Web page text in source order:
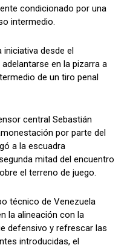
condicionado por una
intermedio.
desde el
en la pizarra a
de un tiro penal
central Sebastián
por parte del
a la escuadra
mitad del encuentro
el terreno de juego.
técnico de Venezuela
la alineación con la
defensivo y refrescar las
introducidas, el